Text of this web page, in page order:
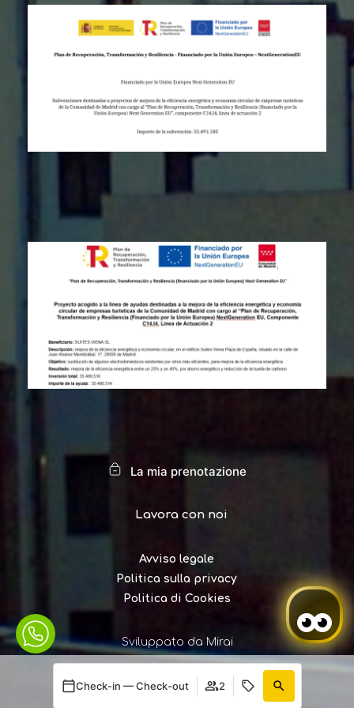
La mia prenotazione
Lavora con noi
Avviso legale
Politica sulla privacy
Politica di Cookies
Sviluppato da Mirai
Check-in — Check-out 2